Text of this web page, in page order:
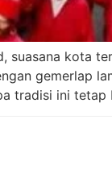
kota
gemerlap
tradisi ini